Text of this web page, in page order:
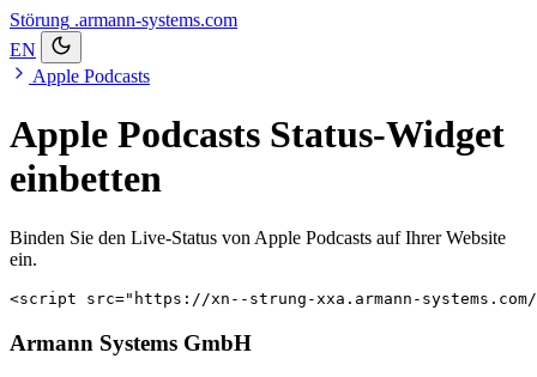
Störung .armann-systems.com
EN
Apple Podcasts
Apple Podcasts Status-Widget
einbetten
Binden Sie den Live-Status von Apple Podcasts auf Ihrer Website
ein.
<script src="https://xn--strung-xxa.armann-
Armann Systems GmbH